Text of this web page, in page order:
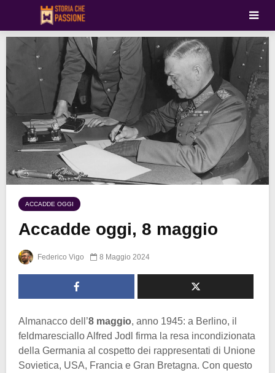
ACCADDE OGGI
Accadde oggi, 8 maggio
Federico Vigo 8 Maggio 2024
Almanacco dell’8 maggio, anno 1945: a Berlino, il
feldmaresciallo Alfred Jodl firma la resa incondizionata
della Germania al cospetto dei rappresentati di Unione
Sovietica, USA, Francia e Gran Bretagna. Con questo